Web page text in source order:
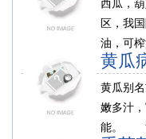
西瓜，
区，我
油，可
黄瓜
黄瓜别
嫩多汁
能。 黄